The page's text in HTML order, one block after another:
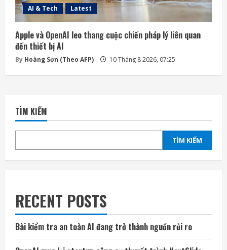
AI & Tech Latest
Apple và OpenAI leo thang cuộc chiến pháp lý liên quan
đến thiết bị AI
By Hoàng Sơn (Theo AFP) 10 Tháng 8 2026, 07:25
TÌM KIẾM
TÌM KIẾM
RECENT POSTS
Bài kiểm tra an toàn AI đang trở thành nguồn rủi ro